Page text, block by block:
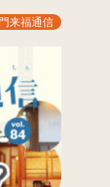
来福通信